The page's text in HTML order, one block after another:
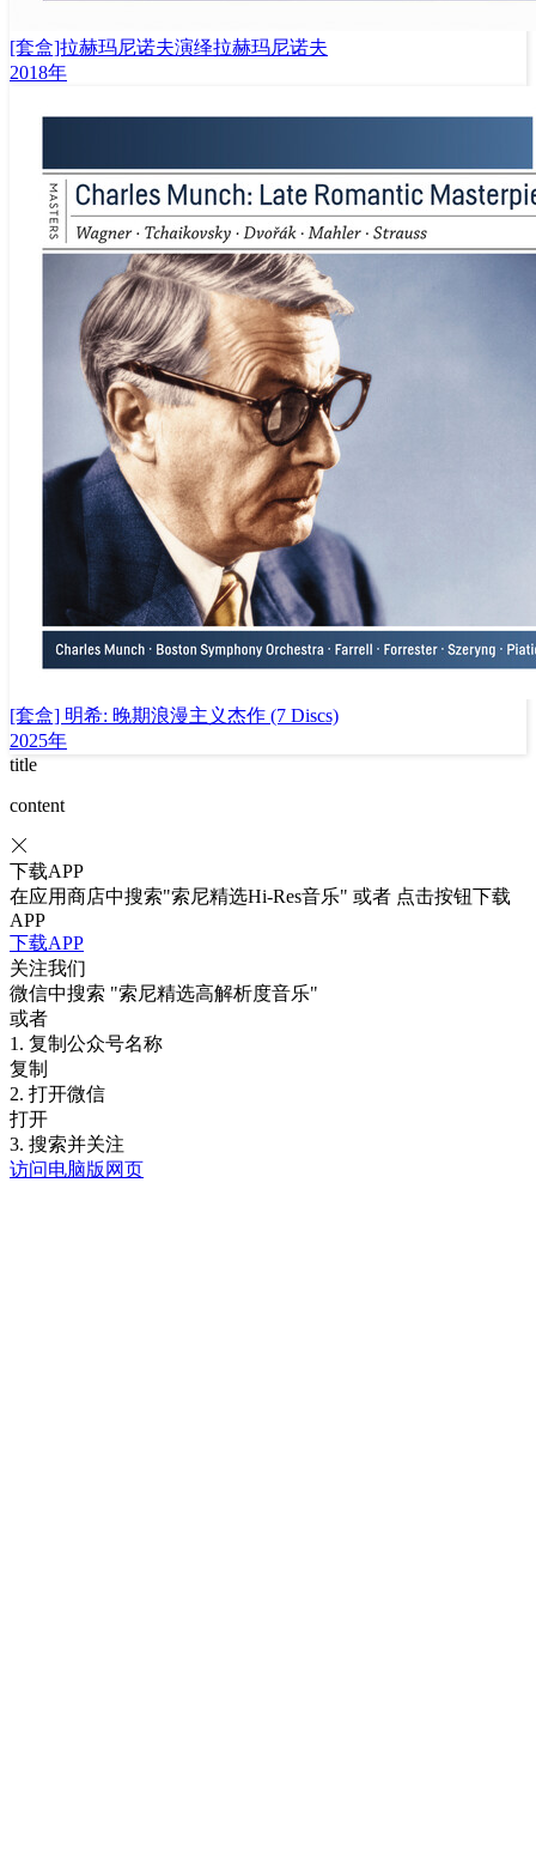
[套盒]拉赫玛尼诺夫演绎拉赫玛尼诺夫
2018年
[套盒] 明希: 晚期浪漫主义杰作 (7 Discs)
2025年
title
content
下载APP
在应用商店中搜索"索尼精选Hi-Res音乐" 或者 点击按钮下载
APP
下载APP
关注我们
微信中搜索 "索尼精选高解析度音乐"
或者
1. 复制公众号名称
复制
2. 打开微信
打开
3. 搜索并关注
访问电脑版网页